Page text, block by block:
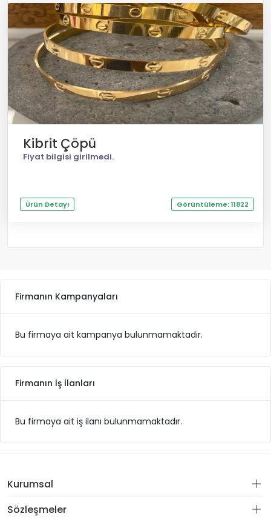
Kibrit Çöpü
Fiyat bilgisi girilmedi.
Ürün Detayı Görüntüleme: 11822
Firmanın Kampanyaları
Bu firmaya ait kampanya bulunmamaktadır.
Firmanın İş İlanları
Bu firmaya ait iş ilanı bulunmamaktadır.
Kurumsal
Sözleşmeler